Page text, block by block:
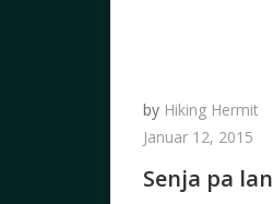
by Hiking Hermit
Januar 12, 2015
Senja pa